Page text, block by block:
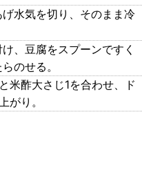
水気を切り、そのまま冷
、豆腐をスプーンですく
のせる。
酢大さじ1を合わせ、ド
がり。